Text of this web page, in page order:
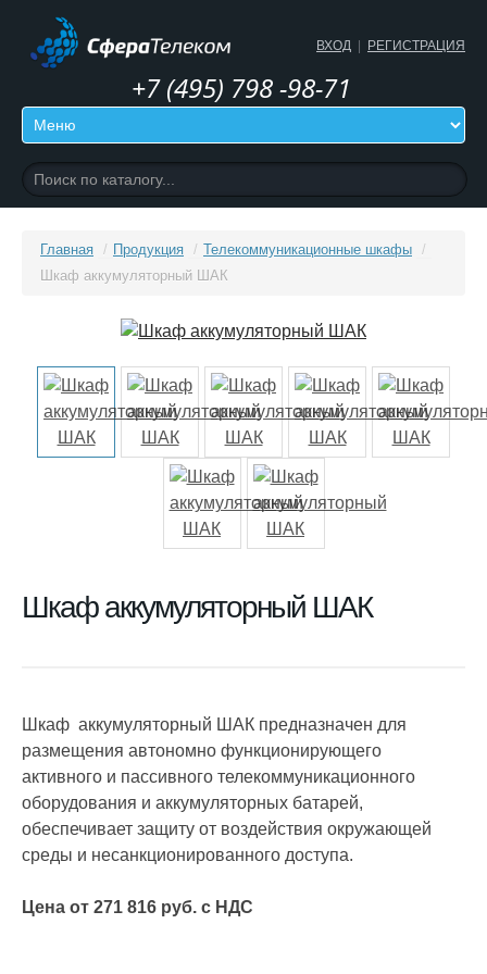
+7 (495) 798 -98-71
ВХОД РЕГИСТРАЦИЯ
Главная / Продукция / Телекоммуникационные шкафы /
Шкаф аккумуляторный ШАК
Шкаф аккумуляторный ШАК
Шкаф аккумуляторный ШАК предназначен для
размещения автономно функционирующего
активного и пассивного телекоммуникационного
оборудования и аккумуляторных батарей,
обеспечивает защиту от воздействия окружающей
среды и несанкционированного доступа.
Цена от 271 816 руб. с НДС